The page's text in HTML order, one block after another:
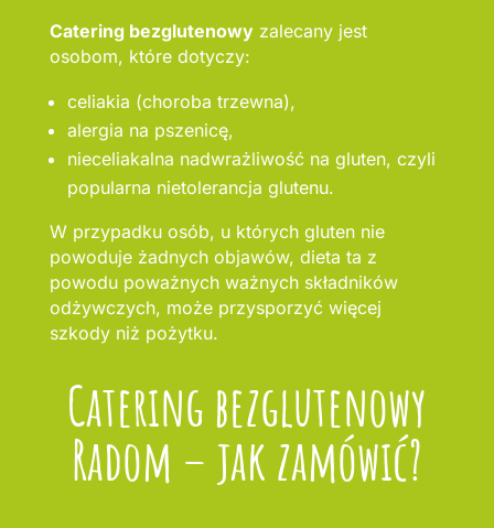
Catering bezglutenowyzalecany jest
osobom, które dotyczy:
celiakia (choroba trzewna),
alergia na pszenicę,
nieceliakalna nadwrażliwość na gluten, czyli
popularna nietolerancja glutenu.
W przypadku osób, u których gluten nie
powoduje żadnych objawów, dieta ta z
powodu poważnych ważnych składników
odżywczych, może przysporzyć więcej
szkody niż pożytku.
Catering bezglutenowy
Radom – jak zamówić?